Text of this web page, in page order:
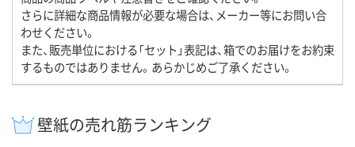
さらに詳細な商品情報が必要な場合は、メーカー等にお問い合
わせください。
また、販売単位における「セット」表記は、箱でのお届けをお約束
するものではありません。あらかじめご了承ください。
壁紙の売れ筋ランキング